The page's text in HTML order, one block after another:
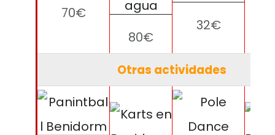
70€
80€
32€
Otras actividades